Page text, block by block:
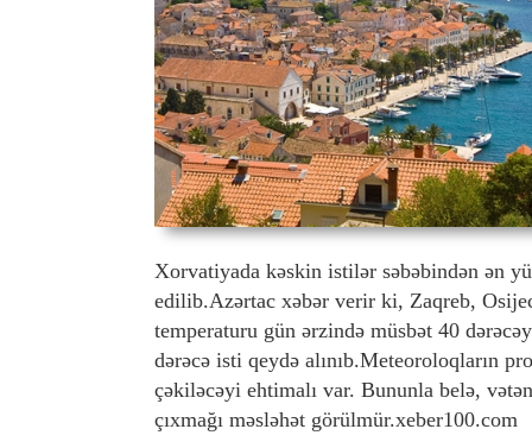
Xorvatiyada kəskin istilər səbəbindən ən
edilib.Azərtac xəbər verir ki, Zaqreb,
temperaturu gün ərzində müsbət 40
dərəcə isti qeydə alınıb.Meteoroloqların
çəkiləcəyi ehtimalı var. Bununla belə,
çıxmağı məsləhət görülmür.xeber100.com